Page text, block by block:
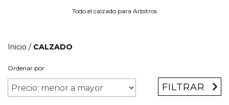
Todo el calzado para Arbitros
Inicio / CALZADO
Ordenar por
FILTRAR